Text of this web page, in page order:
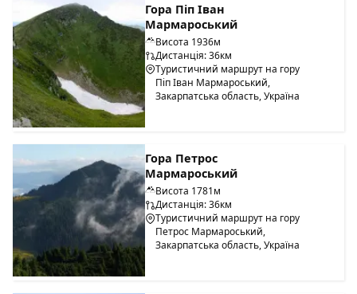
Гора Піп Іван
Мармароський
Висота 1936м
Дистанція: 36км
Туристичний маршрут на гору
Піп Іван Мармароський,
Закарпатська область, Україна
Гора Петрос
Мармароський
Висота 1781м
Дистанція: 36км
Туристичний маршрут на гору
Петрос Мармароський,
Закарпатська область, Україна